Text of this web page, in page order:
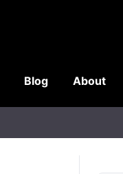
Blog About